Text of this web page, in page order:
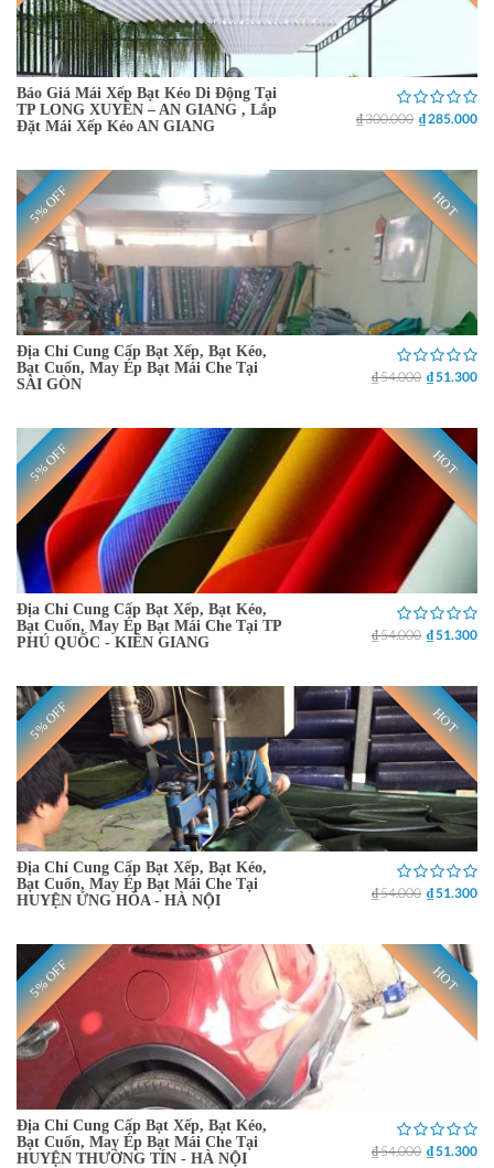
Báo Giá Mái Xếp Bạt Kéo Di Động Tại
TP LONG XUYÊN – AN GIANG , Lắp
Đặt Mái Xếp Kéo AN GIANG
₫ 300.000 ₫ 285.000
5% OFF HOT
Địa Chỉ Cung Cấp Bạt Xếp, Bạt Kéo,
Bạt Cuốn, May Ép Bạt Mái Che Tại
SÀI GÒN
₫ 54.000 ₫ 51.300
5% OFF HOT
Địa Chỉ Cung Cấp Bạt Xếp, Bạt Kéo,
Bạt Cuốn, May Ép Bạt Mái Che Tại TP
PHÚ QUỐC - KIÊN GIANG
₫ 54.000 ₫ 51.300
5% OFF HOT
Địa Chỉ Cung Cấp Bạt Xếp, Bạt Kéo,
Bạt Cuốn, May Ép Bạt Mái Che Tại
HUYỆN ỨNG HÒA - HÀ NỘI
₫ 54.000 ₫ 51.300
5% OFF HOT
Địa Chỉ Cung Cấp Bạt Xếp, Bạt Kéo,
Bạt Cuốn, May Ép Bạt Mái Che Tại
HUYỆN THƯỜNG TÍN - HÀ NỘI
₫ 54.000 ₫ 51.300